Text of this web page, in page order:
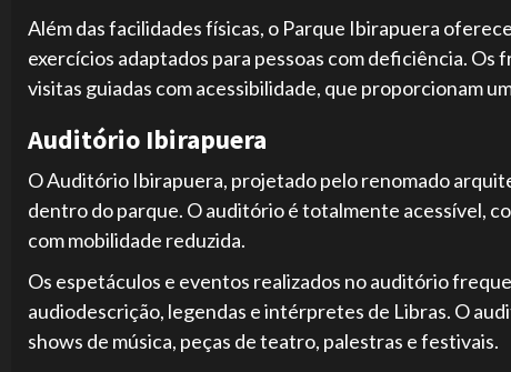
Além das facilidades físicas, o Parque Ibirapuera
exercícios adaptados para pessoas com deficiência.
visitas guiadas com acessibilidade, que proporcionam
Auditório Ibirapuera
O Auditório Ibirapuera, projetado pelo renomado
dentro do parque. O auditório é totalmente acessível,
com mobilidade reduzida.
Os espetáculos e eventos realizados no auditório
audiodescrição, legendas e intérpretes de Libras. O
shows de música, peças de teatro, palestras e festivais.